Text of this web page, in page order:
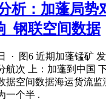
析：加蓬局势
_钢联空间数据
· 图6 近期加蓬锰矿
航次 上：加蓬到中国
据空间数据海运货流监
一个半 .